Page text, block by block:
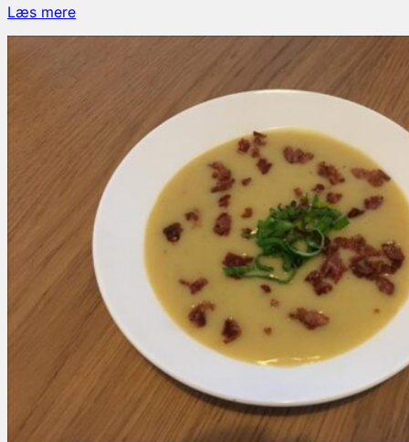
Læs mereKoldhævede
kanelsnegle